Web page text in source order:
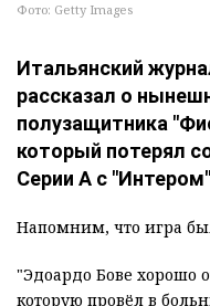
Фото: Getty Images
Итальянский
рассказал о
полузащитника
который потерял
Серии А с
Напомним, что игра
"Эдоардо Бове хорошо
которую провёл в